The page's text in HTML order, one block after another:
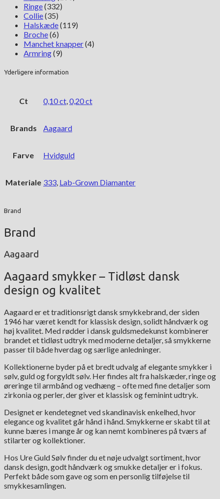
Ringe(332)
Collie(35)
Halskæde(119)
Broche(6)
Manchet knapper(4)
Armring(9)
Yderligere information
Ct 0,10 ct,0,20 ct
Brands Aagaard
Farve Hvidguld
Materiale 333, Lab-Grown Diamanter
Brand
Brand
Aagaard
Aagaard smykker – Tidløst dansk
design og kvalitet
Aagaard er et traditionsrigt dansk smykkebrand, der siden
1946 har været kendt for klassisk design, solidt håndværk og
høj kvalitet. Med rødder i dansk guldsmedekunst kombinerer
brandet et tidløst udtryk med moderne detaljer, så smykkerne
passer til både hverdag og særlige anledninger.
Kollektionerne byder på et bredt udvalg af elegante smykker i
sølv, guld og forgyldt sølv. Her findes alt fra halskæder, ringe og
øreringe til armbånd og vedhæng – ofte med fine detaljer som
zirkonia og perler, der giver et klassisk og feminint udtryk.
Designet er kendetegnet ved skandinavisk enkelhed, hvor
elegance og kvalitet går hånd i hånd. Smykkerne er skabt til at
kunne bæres i mange år og kan nemt kombineres på tværs af
stilarter og kollektioner.
Hos Ure Guld Sølv finder du et nøje udvalgt sortiment, hvor
dansk design, godt håndværk og smukke detaljer er i fokus.
Perfekt både som gave og som en personlig tilføjelse til
smykkesamlingen.